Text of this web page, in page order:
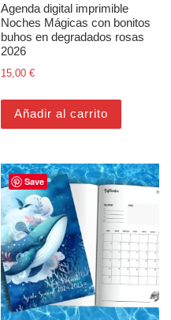
Agenda digital imprimible
Noches Mágicas con bonitos
buhos en degradados rosas
2026
15,00€
Añadir al carrito
Save